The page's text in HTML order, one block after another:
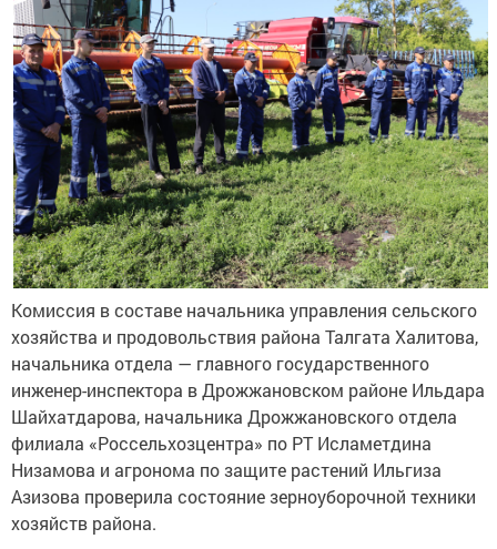
Комиссия в составе начальника управления сельского
хозяйства и продовольствия района Талгата Халитова,
начальника отдела — главного государственного
инженер-инспектора в Дрожжановском районе Ильдара
Шайхатдарова, начальника Дрожжановского отдела
филиала «Россельхозцентра» по РТ Исламетдина
Низамова и агронома по защите растений Ильгиза
Азизова проверила состояние зерноуборочной техники
хозяйств района.